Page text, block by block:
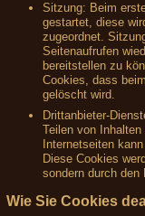
Sitzung: Beim
gestartet, diese
zugeordnet.
Seitenaufrufen
bereitstellen zu
Cookies, dass
gelöscht wird.
Drittanbieter-
Teilen von
Internetseiten
Diese Cookies
sondern durch den
Wie Sie Cookies